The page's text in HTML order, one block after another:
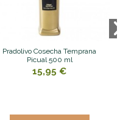
Pradolivo Cosecha Temprana
Picual 500 ml
15,95 €